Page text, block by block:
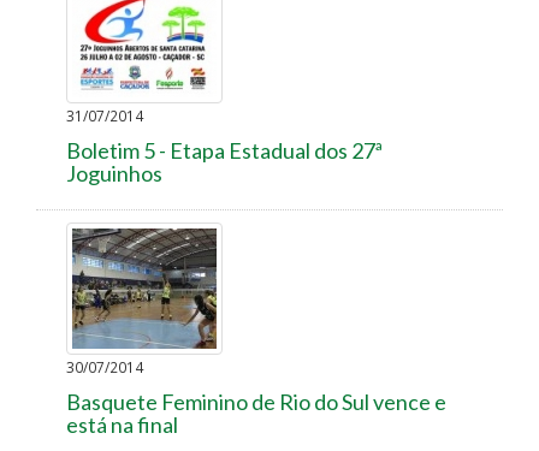
31/07/2014
Boletim 5 - Etapa Estadual dos 27ª
Joguinhos
30/07/2014
Basquete Feminino de Rio do Sul vence e
está na final